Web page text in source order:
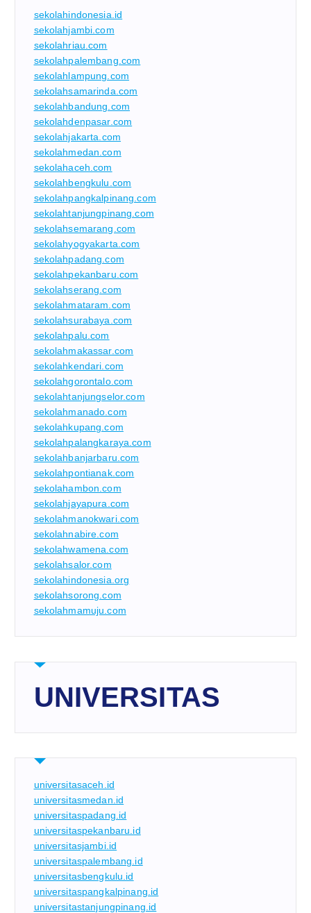
sekolahindonesia.id
sekolahjambi.com
sekolahriau.com
sekolahpalembang.com
sekolahlampung.com
sekolahsamarinda.com
sekolahbandung.com
sekolahdenpasar.com
sekolahjakarta.com
sekolahmedan.com
sekolahaceh.com
sekolahbengkulu.com
sekolahpangkalpinang.com
sekolahtanjungpinang.com
sekolahsemarang.com
sekolahyogyakarta.com
sekolahpadang.com
sekolahpekanbaru.com
sekolahserang.com
sekolahmataram.com
sekolahsurabaya.com
sekolahpalu.com
sekolahmakassar.com
sekolahkendari.com
sekolahgorontalo.com
sekolahtanjungselor.com
sekolahmanado.com
sekolahkupang.com
sekolahpalangkaraya.com
sekolahbanjarbaru.com
sekolahpontianak.com
sekolahambon.com
sekolahjayapura.com
sekolahmanokwari.com
sekolahnabire.com
sekolahwamena.com
sekolahsalor.com
sekolahindonesia.org
sekolahsorong.com
sekolahmamuju.com
UNIVERSITAS
universitasaceh.id
universitasmedan.id
universitaspadang.id
universitaspekanbaru.id
universitasjambi.id
universitaspalembang.id
universitasbengkulu.id
universitaspangkalpinang.id
universitastanjungpinang.id